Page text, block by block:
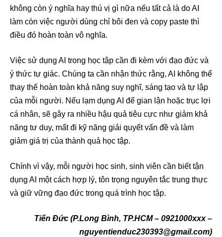
không còn ý nghĩa hay thú vị gì nữa nếu tất cả là do AI
làm còn việc người dùng chỉ bôi đen và copy paste thì
điều đó hoàn toàn vô nghĩa.
Việc sử dụng AI trong học tập cần đi kèm với đạo đức và
ý thức tự giác. Chúng ta cần nhận thức rằng, AI không thể
thay thế hoàn toàn khả năng suy nghĩ, sáng tạo và tự lập
của mỗi người. Nếu lạm dụng AI để gian lận hoặc trục lợi
cá nhân, sẽ gây ra nhiều hậu quả tiêu cực như giảm khả
năng tư duy, mất đi kỹ năng giải quyết vấn đề và làm
giảm giá trị của thành quả học tập.
Chính vì vậy, mỗi người học sinh, sinh viên cần biết tận
dụng AI một cách hợp lý, tôn trọng nguyên tắc trung thực
và giữ vững đạo đức trong quá trình học tập.
Tiến Đức (P.Long Bình, TP.HCM – 0921000xxx –
nguyentienduc230393@gmail.com)